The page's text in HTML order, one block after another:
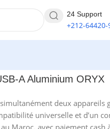
24 Support
+212-64420-
A Aluminium ORYX
deux appareils
universelle et d’un
Maroc, avec paiement cash